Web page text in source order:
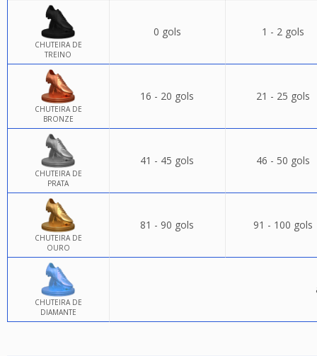
CHUTEIRA DE
TREINO
0 gols 1 - 2 gols
CHUTEIRA DE
BRONZE
16 - 20 gols 21 - 25 gols
CHUTEIRA DE
PRATA
41 - 45 gols 46 - 50 gols
CHUTEIRA DE
OURO
81 - 90 gols 91 - 100 gols
CHUTEIRA DE
DIAMANTE